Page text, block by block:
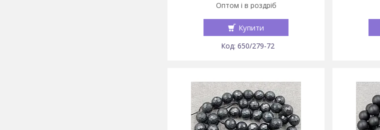
Оптом і в роздріб
Купити
650/279-72